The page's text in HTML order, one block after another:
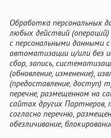
Обработка персональных
любых действий
с персональными данными
автоматизации и/или без
сбор, запись,
(обновление, изменение),
(предоставление, доступ)
перечне, размещенном на
сайтах других Партнеров,
согласно перечню,
обезличивание,